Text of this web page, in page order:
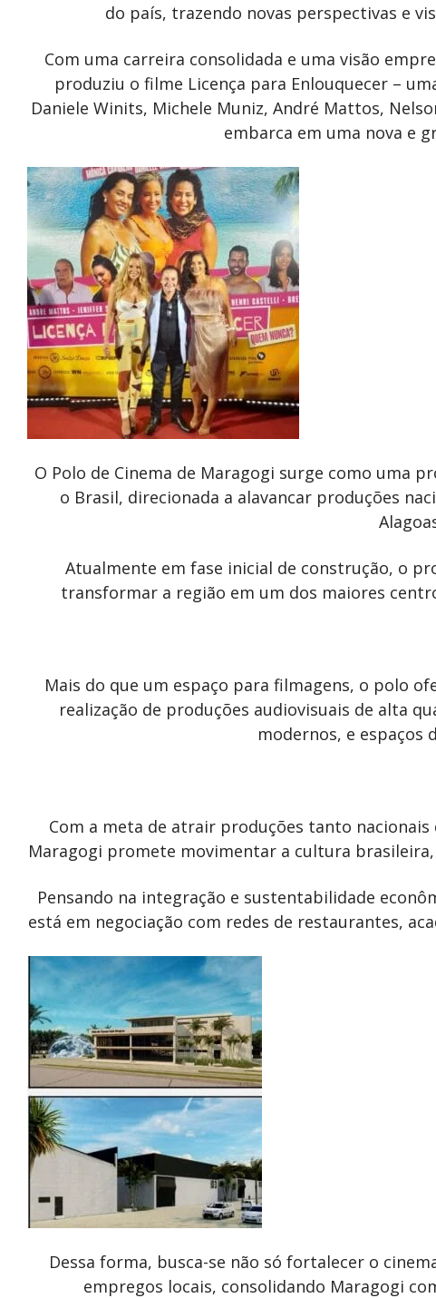
do país, trazendo novas perspectivas e
Com uma carreira consolidada e uma visão
produziu o filme Licença para Enlouquecer –
Daniele Winits, Michele Muniz, André Mattos,
embarca em uma nova e
O Polo de Cinema de Maragogi surge como uma
o Brasil, direcionada a alavancar produções
Atualmente em fase inicial de construção, o
transformar a região em um dos maiores
Mais do que um espaço para filmagens, o polo
realização de produções audiovisuais de alta
modernos, e espaços
Com a meta de atrair produções tanto
Maragogi promete movimentar a cultura
Pensando na integração e sustentabilidade
está em negociação com redes de restaurantes,
Dessa forma, busca-se não só fortalecer o
empregos locais, consolidando Maragogi